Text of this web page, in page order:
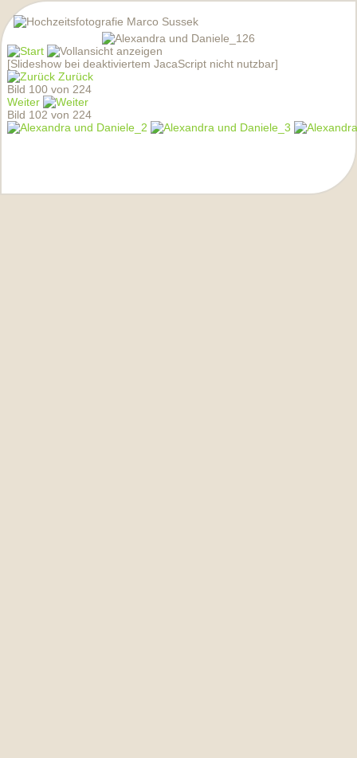
[Slideshow bei deaktiviertem JacaScript nicht nutzbar]
Zurück
Bild 100 von 224
Weiter
Bild 102 von 224